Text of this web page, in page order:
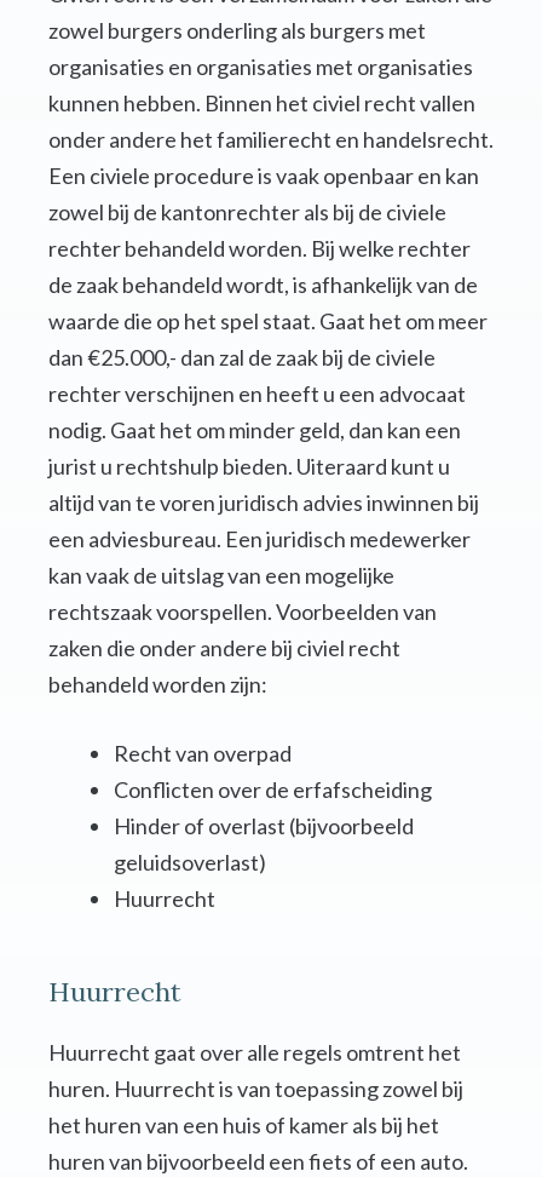
zowel burgers onderling als burgers met
organisaties en organisaties met organisaties
kunnen hebben. Binnen het civiel recht vallen
onder andere het familierecht en handelsrecht.
Een civiele procedure is vaak openbaar en kan
zowel bij de kantonrechter als bij de civiele
rechter behandeld worden. Bij welke rechter
de zaak behandeld wordt, is afhankelijk van de
waarde die op het spel staat. Gaat het om meer
dan €25.000,- dan zal de zaak bij de civiele
rechter verschijnen en heeft u een advocaat
nodig. Gaat het om minder geld, dan kan een
jurist u rechtshulp bieden. Uiteraard kunt u
altijd van te voren juridisch advies inwinnen bij
een adviesbureau. Een juridisch medewerker
kan vaak de uitslag van een mogelijke
rechtszaak voorspellen. Voorbeelden van
zaken die onder andere bij civiel recht
behandeld worden zijn:
Recht van overpad
Conflicten over de erfafscheiding
Hinder of overlast (bijvoorbeeld
geluidsoverlast)
Huurrecht
Huurrecht
Huurrecht gaat over alle regels omtrent het
huren. Huurrecht is van toepassing zowel bij
het huren van een huis of kamer als bij het
huren van bijvoorbeeld een fiets of een auto.